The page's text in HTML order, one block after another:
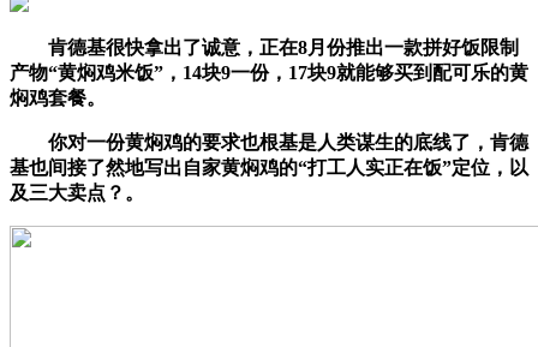
肯德基很快拿出了诚意，正在8月份推出一款拼好饭限制
产物“黄焖鸡米饭”，14块9一份，17块9就能够买到配可乐的黄
焖鸡套餐。
你对一份黄焖鸡的要求也根基是人类谋生的底线了，肯德
基也间接了然地写出自家黄焖鸡的“打工人实正在饭”定位，以
及三大卖点？。